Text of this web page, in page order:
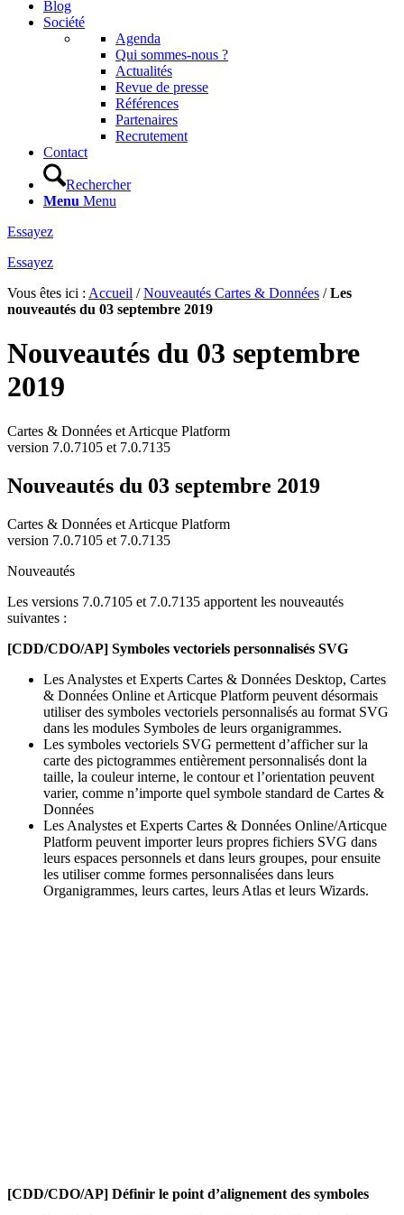
Blog
Société
Agenda
Qui sommes-nous ?
Actualités
Revue de presse
Références
Partenaires
Recrutement
Contact
Rechercher
Menu Menu
Essayez
Essayez
Vous êtes ici : Accueil /Nouveautés Cartes & Données /Les
nouveautés du 03 septembre 2019
Nouveautés du 03 septembre
2019
Cartes & Données et Articque Platform
version 7.0.7105 et 7.0.7135
Nouveautés du 03 septembre 2019
Cartes & Données et Articque Platform
version 7.0.7105 et 7.0.7135
Nouveautés
Les versions 7.0.7105 et 7.0.7135 apportent les nouveautés
suivantes :
[CDD/CDO/AP] Symboles vectoriels personnalisés SVG
Les Analystes et Experts Cartes & Données Desktop, Cartes
& Données Online et Articque Platform peuvent désormais
utiliser des symboles vectoriels personnalisés au format SVG
dans les modules Symboles de leurs organigrammes.
Les symboles vectoriels SVG permettent d’afficher sur la
carte des pictogrammes entièrement personnalisés dont la
taille, la couleur interne, le contour et l’orientation peuvent
varier, comme n’importe quel symbole standard de Cartes &
Données
Les Analystes et Experts Cartes & Données Online/Articque
Platform peuvent importer leurs propres fichiers SVG dans
leurs espaces personnels et dans leurs groupes, pour ensuite
les utiliser comme formes personnalisées dans leurs
Organigrammes, leurs cartes, leurs Atlas et leurs Wizards.
[CDD/CDO/AP] Définir le point d’alignement des symboles